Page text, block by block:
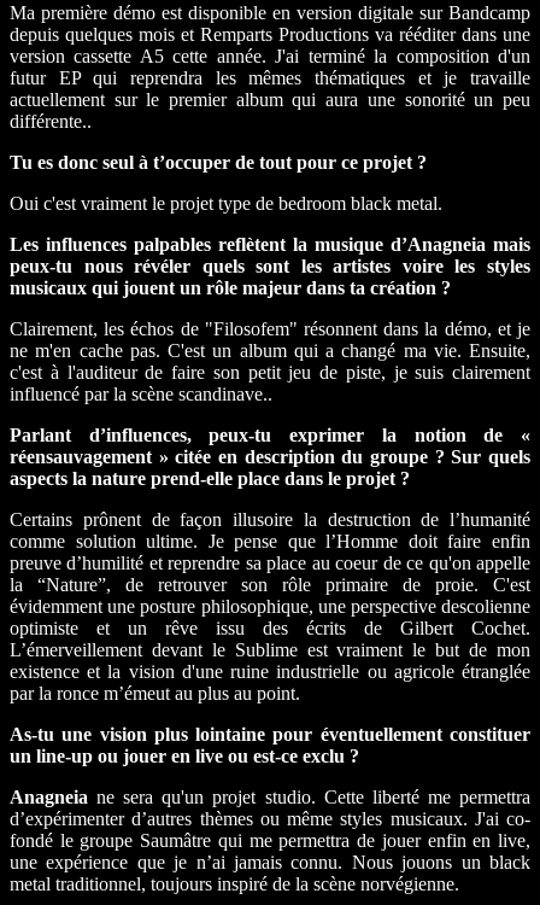
Ma première démo est disponible en version digitale sur Bandcamp
depuis quelques mois et Remparts Productions va rééditer dans une
version cassette A5 cette année. J'ai terminé la composition d'un
futur EP qui reprendra les mêmes thématiques et je travaille
actuellement sur le premier album qui aura une sonorité un peu
différente..
Tu es donc seul à t’occuper de tout pour ce projet ?
Oui c'est vraiment le projet type de bedroom black metal.
Les influences palpables reflètent la musique d’Anagneia mais
peux-tu nous révéler quels sont les artistes voire les styles
musicaux qui jouent un rôle majeur dans ta création ?
Clairement, les échos de "Filosofem" résonnent dans la démo, et je
ne m'en cache pas. C'est un album qui a changé ma vie. Ensuite,
c'est à l'auditeur de faire son petit jeu de piste, je suis clairement
influencé par la scène scandinave..
Parlant d’influences, peux-tu exprimer la notion de «
réensauvagement » citée en description du groupe ? Sur quels
aspects la nature prend-elle place dans le projet ?
Certains prônent de façon illusoire la destruction de l’humanité
comme solution ultime. Je pense que l’Homme doit faire enfin
preuve d’humilité et reprendre sa place au coeur de ce qu'on appelle
la “Nature”, de retrouver son rôle primaire de proie. C'est
évidemment une posture philosophique, une perspective descolienne
optimiste et un rêve issu des écrits de Gilbert Cochet.
L’émerveillement devant le Sublime est vraiment le but de mon
existence et la vision d'une ruine industrielle ou agricole étranglée
par la ronce m’émeut au plus au point.
As-tu une vision plus lointaine pour éventuellement constituer
un line-up ou jouer en live ou est-ce exclu ?
Anagneiane sera qu'un projet studio. Cette liberté me permettra
d’expérimenter d’autres thèmes ou même styles musicaux. J'ai co-
fondé le groupe Saumâtre qui me permettra de jouer enfin en live,
une expérience que je n’ai jamais connu. Nous jouons un black
metal traditionnel, toujours inspiré de la scène norvégienne.